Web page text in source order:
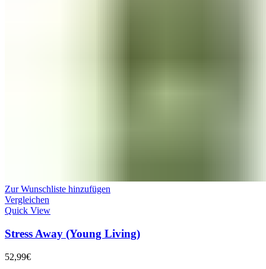
Zur Wunschliste hinzufügen
Vergleichen
Quick View
Stress Away (Young Living)
52,99€